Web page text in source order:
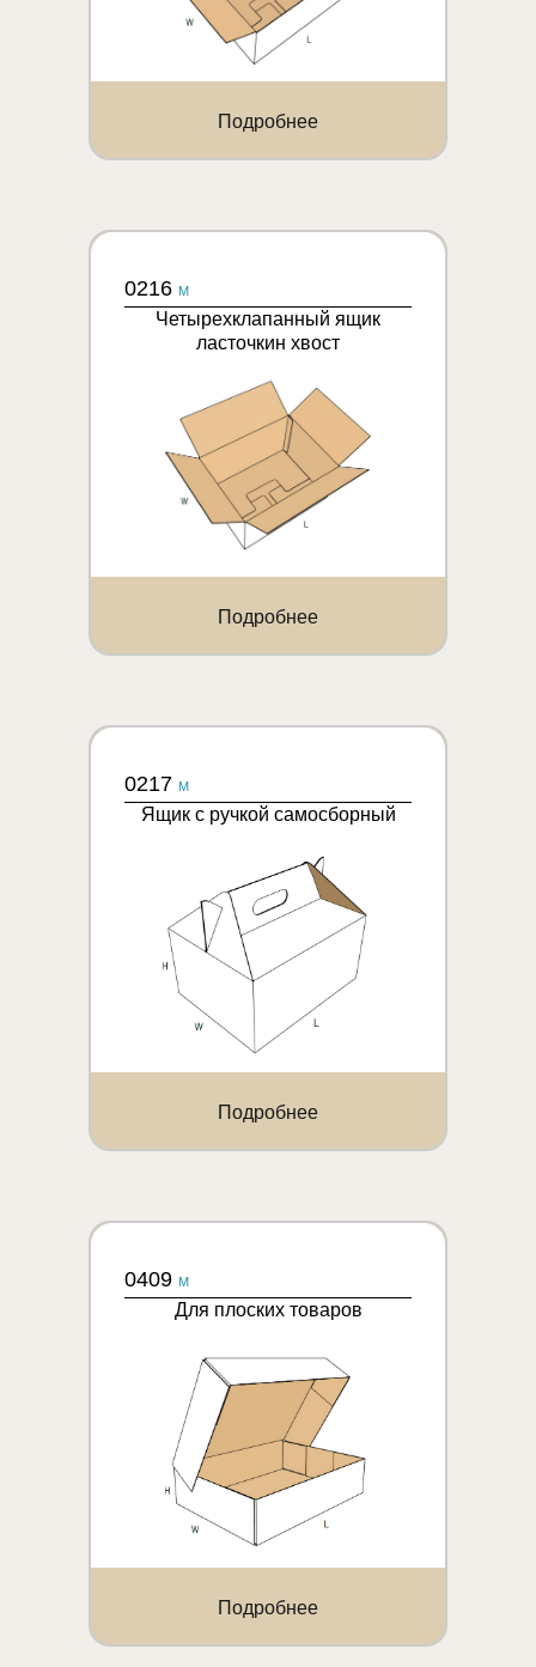
Подробнее
0216 M
Четырехклапанный ящик
ласточкин хвост
Подробнее
0217 M
Ящик с ручкой самосборный
Подробнее
0409 M
Для плоских товаров
Подробнее